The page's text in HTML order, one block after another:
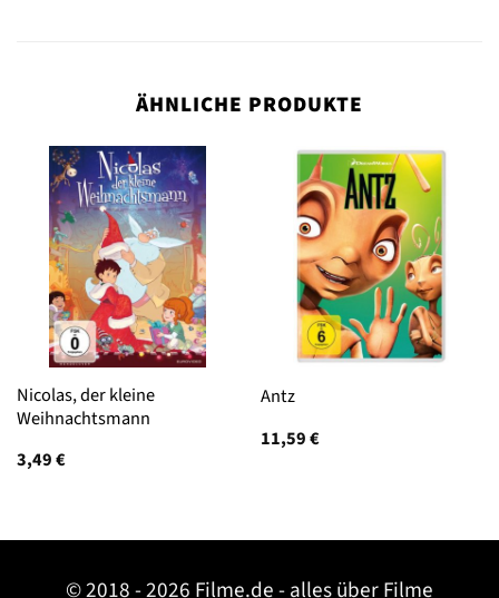
ÄHNLICHE PRODUKTE
Nicolas, der kleine
Weihnachtsmann
3,49€
Antz
11,59€
© 2018 - 2026 Filme.de - alles über Filme